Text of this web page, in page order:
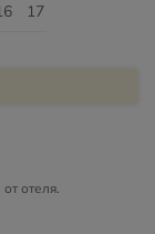
17
отеля.